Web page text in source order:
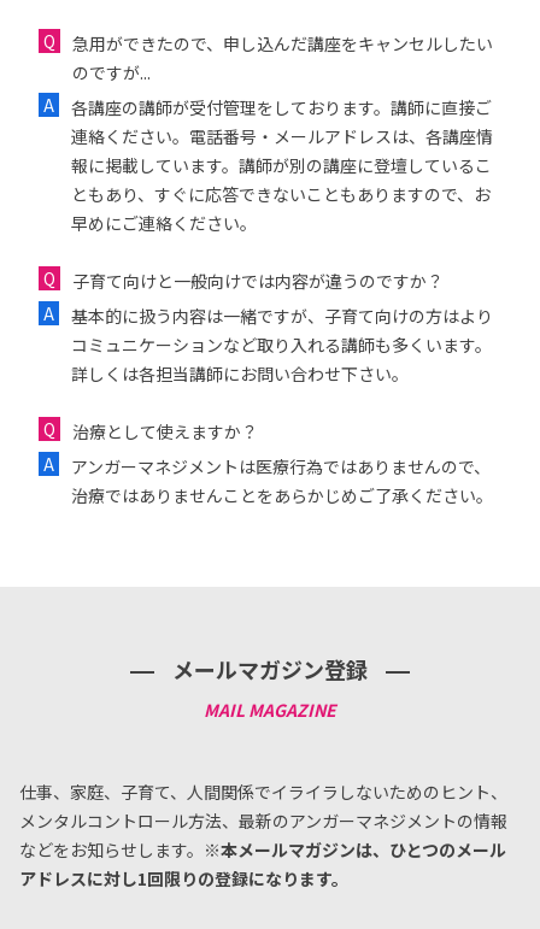
急用ができたので、申し込んだ講座をキャンセルしたい
のですが...
各講座の講師が受付管理をしております。講師に直接ご
連絡ください。電話番号・メールアドレスは、各講座情
報に掲載しています。講師が別の講座に登壇しているこ
ともあり、すぐに応答できないこともありますので、お
早めにご連絡ください。
子育て向けと一般向けでは内容が違うのですか？
基本的に扱う内容は一緒ですが、子育て向けの方はより
コミュニケーションなど取り入れる講師も多くいます。
詳しくは各担当講師にお問い合わせ下さい。
治療として使えますか？
アンガーマネジメントは医療行為ではありませんので、
治療ではありませんことをあらかじめご了承ください。
メールマガジン登録
仕事、家庭、子育て、人間関係でイライラしないためのヒント、
メンタルコントロール方法、 最新のアンガーマネジメントの情報
などをお知らせします。 ※本メールマガジンは、ひとつのメール
アドレスに対し1回限りの登録になります。